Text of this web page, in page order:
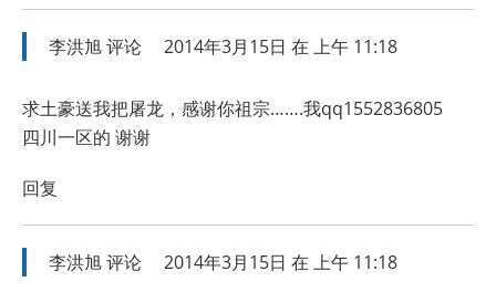
李洪旭评论 2014年3月15日 在 上午 11:18
求土豪送我把屠龙，感谢你祖宗…….我qq1552836805
四川一区的 谢谢
回复
李洪旭评论 2014年3月15日 在 上午 11:18